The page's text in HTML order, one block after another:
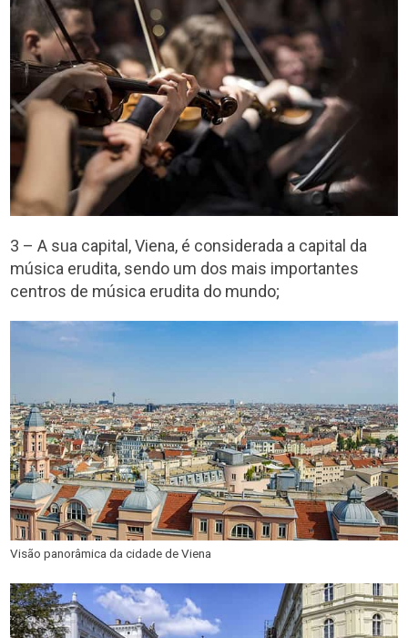
3 – A sua capital, Viena, é considerada a capital da
música erudita, sendo um dos mais importantes
centros de música erudita do mundo;
Visão panorâmica da cidade de Viena